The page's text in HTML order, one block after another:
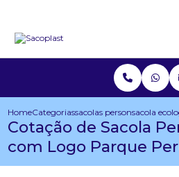
HomeCategoriassacolas personalizadas
sacola
Cotação de Sacola
com Logo Parque